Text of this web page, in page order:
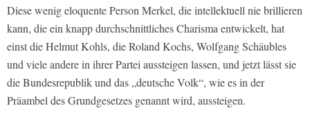
Diese wenig eloquente Person Merkel, die intellektuell nie brillieren
kann, die ein knapp durchschnittliches Charisma entwickelt, hat
einst die Helmut Kohls, die Roland Kochs, Wolfgang Schäubles
und viele andere in ihrer Partei aussteigen lassen, und jetzt lässt sie
die Bundesrepublik und das „deutsche Volk“, wie es in der
Präambel des Grundgesetzes genannt wird, aussteigen.